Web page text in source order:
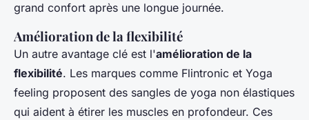
grand confort après une longue journée.
Amélioration de la flexibilité
Un autre avantage clé est l'amélioration de la
flexibilité. Les marques comme Flintronic et Yoga
feeling proposent des sangles de yoga non élastiques
qui aident à étirer les muscles en profondeur. Ces